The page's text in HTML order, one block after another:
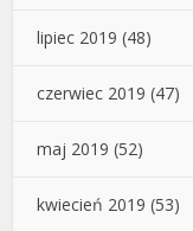
lipiec 2019 (48)
czerwiec 2019 (47)
maj 2019 (52)
kwiecień 2019 (53)